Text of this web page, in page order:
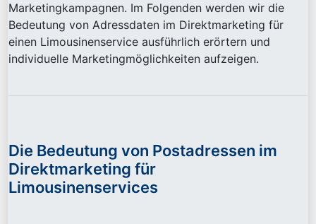
Marketingkampagnen. Im Folgenden werden wir die
Bedeutung von Adressdaten im Direktmarketing für
einen Limousinenservice ausführlich erörtern und
individuelle Marketingmöglichkeiten aufzeigen.
Die Bedeutung von Postadressen im
Direktmarketing für
Limousinenservices